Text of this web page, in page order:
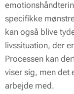
specifikke
kan også blive
livssituation, der
Processen kan
viser sig, men det
arbejde med.